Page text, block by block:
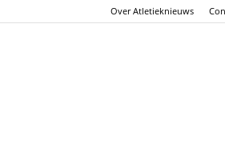
Over Atletieknieuws